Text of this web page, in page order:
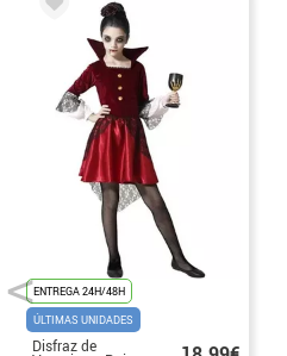
ENTREGA 24H/48H
ÚLTIMAS UNIDADES
Disfraz de